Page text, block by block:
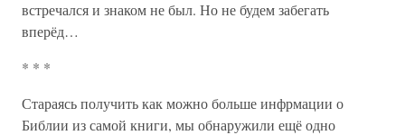
встречался и знаком не был. Но не будем забегать
вперёд…
* * *
Стараясь получить как можно больше инфрмации о
Библии из самой книги, мы обнаружили ещё одно